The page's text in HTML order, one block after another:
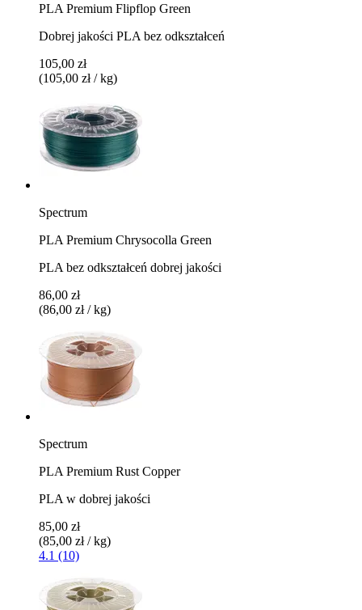
PLA Premium Flipflop Green
Dobrej jakości PLA bez odkształceń
105,00 zł
(105,00 zł / kg)
Spectrum
PLA Premium Chrysocolla Green
PLA bez odkształceń dobrej jakości
86,00 zł
(86,00 zł / kg)
Spectrum
PLA Premium Rust Copper
PLA w dobrej jakości
85,00 zł
(85,00 zł / kg)
4.1 (10)